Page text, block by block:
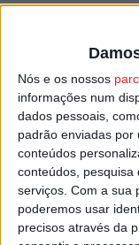
Nós e os nossos
informações num
dados pessoais,
padrão enviadas por
conteúdos
conteúdos, pesquisa
serviços. Com a sua
poderemos usar
precisos através da
“A proteção civil
combate a esta
denúncias
instituições”,
acrescentando
com recurso a
concelho, Cabanas
A autarquia reforça